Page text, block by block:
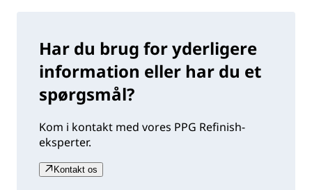
Har du brug for yderligere
information eller har du et
spørgsmål?
Kom i kontakt med vores PPG Refinish-
eksperter.
Kontakt os